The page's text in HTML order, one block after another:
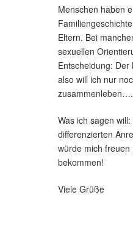
Menschen haben
Eltern. Bei
sexuellen
Entscheidung:
also will ich nur
zusammenleben….
Was ich sagen
differenzierten
würde mich freuen
bekommen!
Viele Grüße